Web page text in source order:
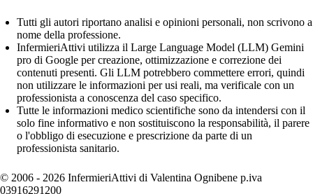
Tutti gli autori riportano analisi e opinioni personali, non scrivono a
nome della professione.
InfermieriAttivi utilizza il Large Language Model (LLM) Gemini
pro di Google per creazione, ottimizzazione e correzione dei
contenuti presenti. Gli LLM potrebbero commettere errori, quindi
non utilizzare le informazioni per usi reali, ma verificale con un
professionista a conoscenza del caso specifico.
Tutte le informazioni medico scientifiche sono da intendersi con il
solo fine informativo e non sostituiscono la responsabilità, il parere
o l'obbligo di esecuzione e prescrizione da parte di un
professionista sanitario.
© 2006 - 2026 InfermieriAttivi di Valentina Ognibene p.iva
03916291200